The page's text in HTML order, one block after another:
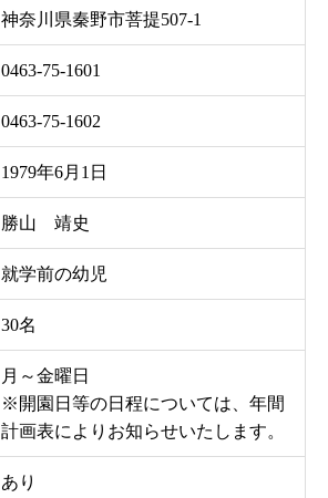
神奈川県秦野市菩提507-1
0463-75-1601
0463-75-1602
1979年6月1日
勝山 靖史
就学前の幼児
30名
月～金曜日
※開園日等の日程については、年間
計画表によりお知らせいたします。
あり